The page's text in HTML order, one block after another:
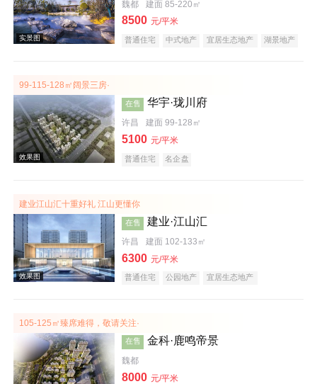
效果图
实景图
魏都 建面 85-220㎡
8500 元/平米
普通住宅 中式地产 宜居生态地产
湖景地产
99-115-128㎡阔景三房·
在售 华宇·珑川府
许昌 建面 99-128㎡
5100 元/平米
普通住宅 名企盘
建业江山汇十重好礼 江山更懂你
在售 建业·江山汇
许昌 建面 102-133㎡
6300 元/平米
普通住宅 公园地产 宜居生态地产
105-125㎡臻席难得，敬请关注·
在售 金科·鹿鸣帝景
魏都
8000 元/平米